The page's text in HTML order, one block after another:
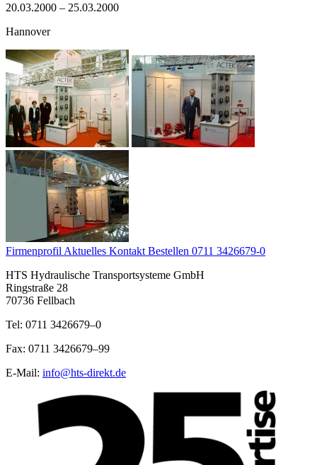
20.03.2000 – 25.03.2000
Hannover
Firmenprofil Aktuelles Kontakt Bestellen 0711 3426679-0
HTS Hydraulische Transportsysteme GmbH
Ringstraße 28
70736 Fellbach
Tel: 0711 3426679–0
Fax: 0711 3426679–99
E-Mail: info@hts-direkt.de